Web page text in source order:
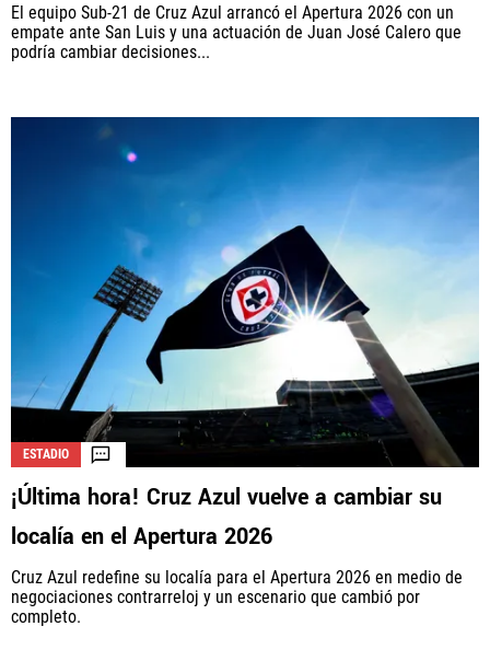
El equipo Sub-21 de Cruz Azul arrancó el Apertura 2026 con un
empate ante San Luis y una actuación de Juan José Calero que
podría cambiar decisiones...
ESTADIO
¡Última hora! Cruz Azul vuelve a cambiar su
localía en el Apertura 2026
Cruz Azul redefine su localía para el Apertura 2026 en medio de
negociaciones contrarreloj y un escenario que cambió por
completo.